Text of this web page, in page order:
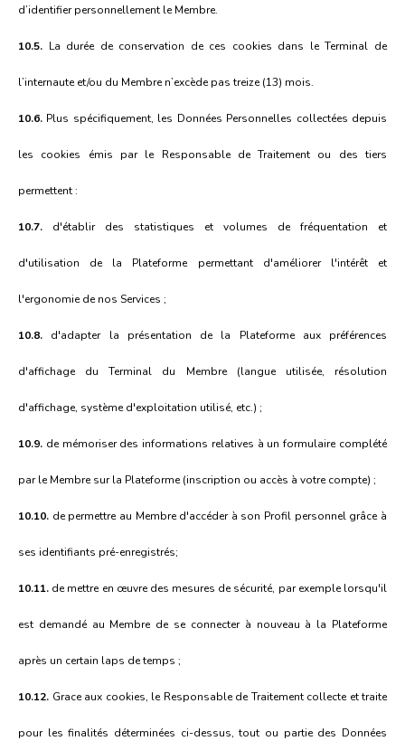
d’identifier personnellement le Membre.
10.5. La durée de conservation de ces cookies dans le Terminal de
l’internaute et/ou du Membre n’excède pas treize (13) mois.
10.6. Plus spécifiquement, les Données Personnelles collectées depuis
les cookies émis par le Responsable de Traitement ou des tiers
permettent :
10.7. d'établir des statistiques et volumes de fréquentation et
d'utilisation de la Plateforme permettant d'améliorer l'intérêt et
l'ergonomie de nos Services ;
10.8. d'adapter la présentation de la Plateforme aux préférences
d'affichage du Terminal du Membre (langue utilisée, résolution
d'affichage, système d'exploitation utilisé, etc.) ;
10.9. de mémoriser des informations relatives à un formulaire complété
par le Membre sur la Plateforme (inscription ou accès à votre compte) ;
10.10. de permettre au Membre d'accéder à son Profil personnel grâce à
ses identifiants pré-enregistrés;
10.11. de mettre en œuvre des mesures de sécurité, par exemple lorsqu'il
est demandé au Membre de se connecter à nouveau à la Plateforme
après un certain laps de temps ;
10.12. Grace aux cookies, le Responsable de Traitement collecte et traite
pour les finalités déterminées ci-dessus, tout ou partie des Données